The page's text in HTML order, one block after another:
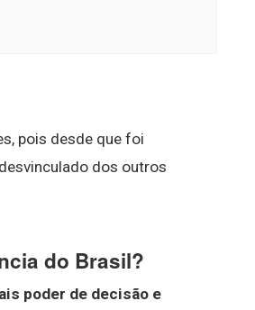
pois desde que foi
dos outros
do Brasil?
poder de decisão e